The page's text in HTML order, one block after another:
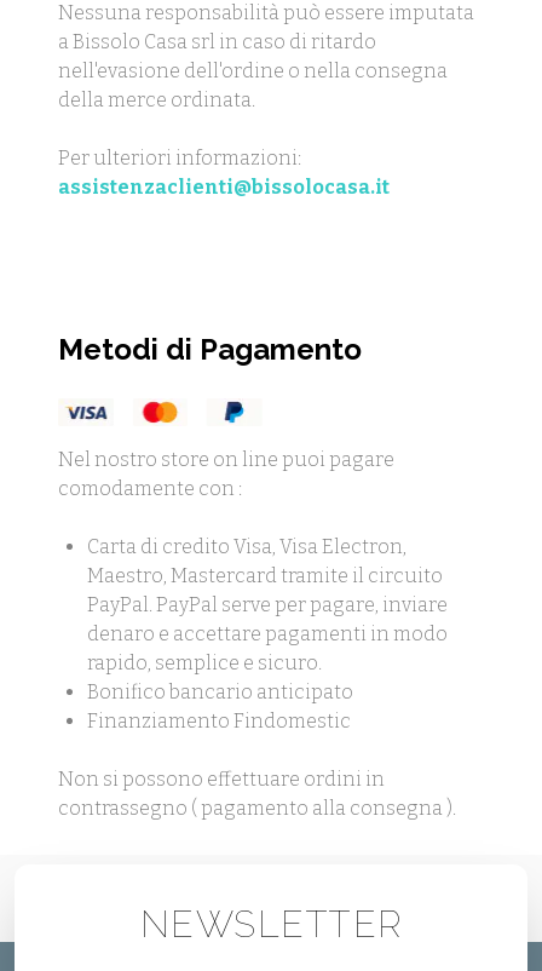
Nessuna responsabilità può essere imputata
a Bissolo Casa srl in caso di ritardo
nell'evasione dell'ordine o nella consegna
della merce ordinata.
Per ulteriori informazioni:
assistenzaclienti@bissolocasa.it
Metodi di Pagamento
Nel nostro store on line puoi pagare
comodamente con :
Carta di credito Visa, Visa Electron,
Maestro, Mastercard tramite il circuito
PayPal. PayPal serve per pagare, inviare
denaro e accettare pagamenti in modo
rapido, semplice e sicuro.
Bonifico bancario anticipato
Finanziamento Findomestic
Non si possono effettuare ordini in
contrassegno ( pagamento alla consegna ).
NEWSLETTER